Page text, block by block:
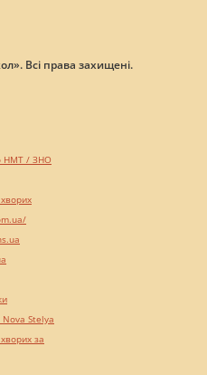
Всі права захищені.
НМТ / ЗНО
Nova Stelya
за